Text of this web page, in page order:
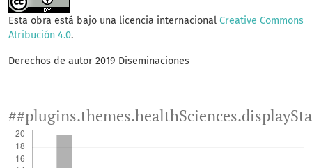
Esta obra está bajo una licencia internacional Creative Commons
Atribución 4.0.
Derechos de autor 2019 Diseminaciones